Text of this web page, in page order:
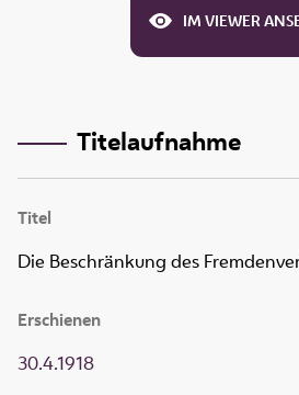
IM VIEWER
Titelaufnahme
Titel
Die Beschränkung des
Erschienen
30.4.1918